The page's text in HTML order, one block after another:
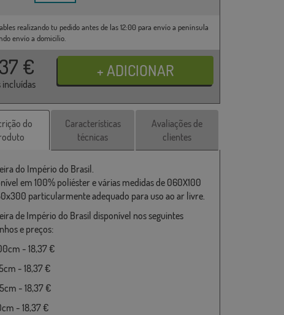
realizando tu pedido antes de las 12:00 para envío a península
envío a domicilio.
€
incluídas
do
Características
técnicas
Avaliações de
clientes
do Império do Brasil.
em 100% poliéster e várias medidas de 060X100
particularmente adequado para uso ao ar livre.
de Império do Brasil disponível nos seguintes
e preços:
- 18,37 €
- 18,37 €
- 18,37 €
- 18,37 €